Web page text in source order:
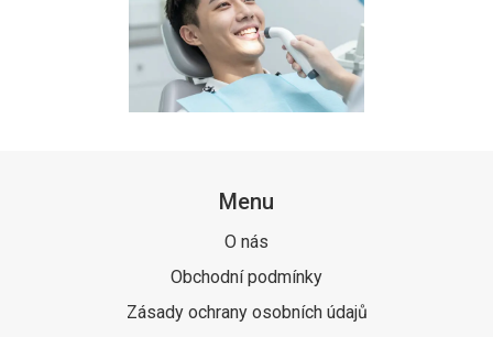
Menu
O nás
Obchodní podmínky
Zásady ochrany osobních údajů